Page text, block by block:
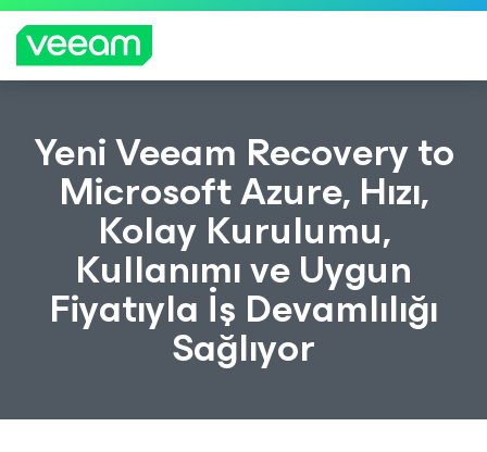
CrowdStrike'ın içerik güncellemesinden etkilenen
müşteriler için Veeam'in rehberliği
Yeni Veeam Recovery to
Microsoft Azure, Hızı,
Kolay Kurulumu,
Kullanımı ve Uygun
Fiyatıyla İş Devamlılığı
Sağlıyor